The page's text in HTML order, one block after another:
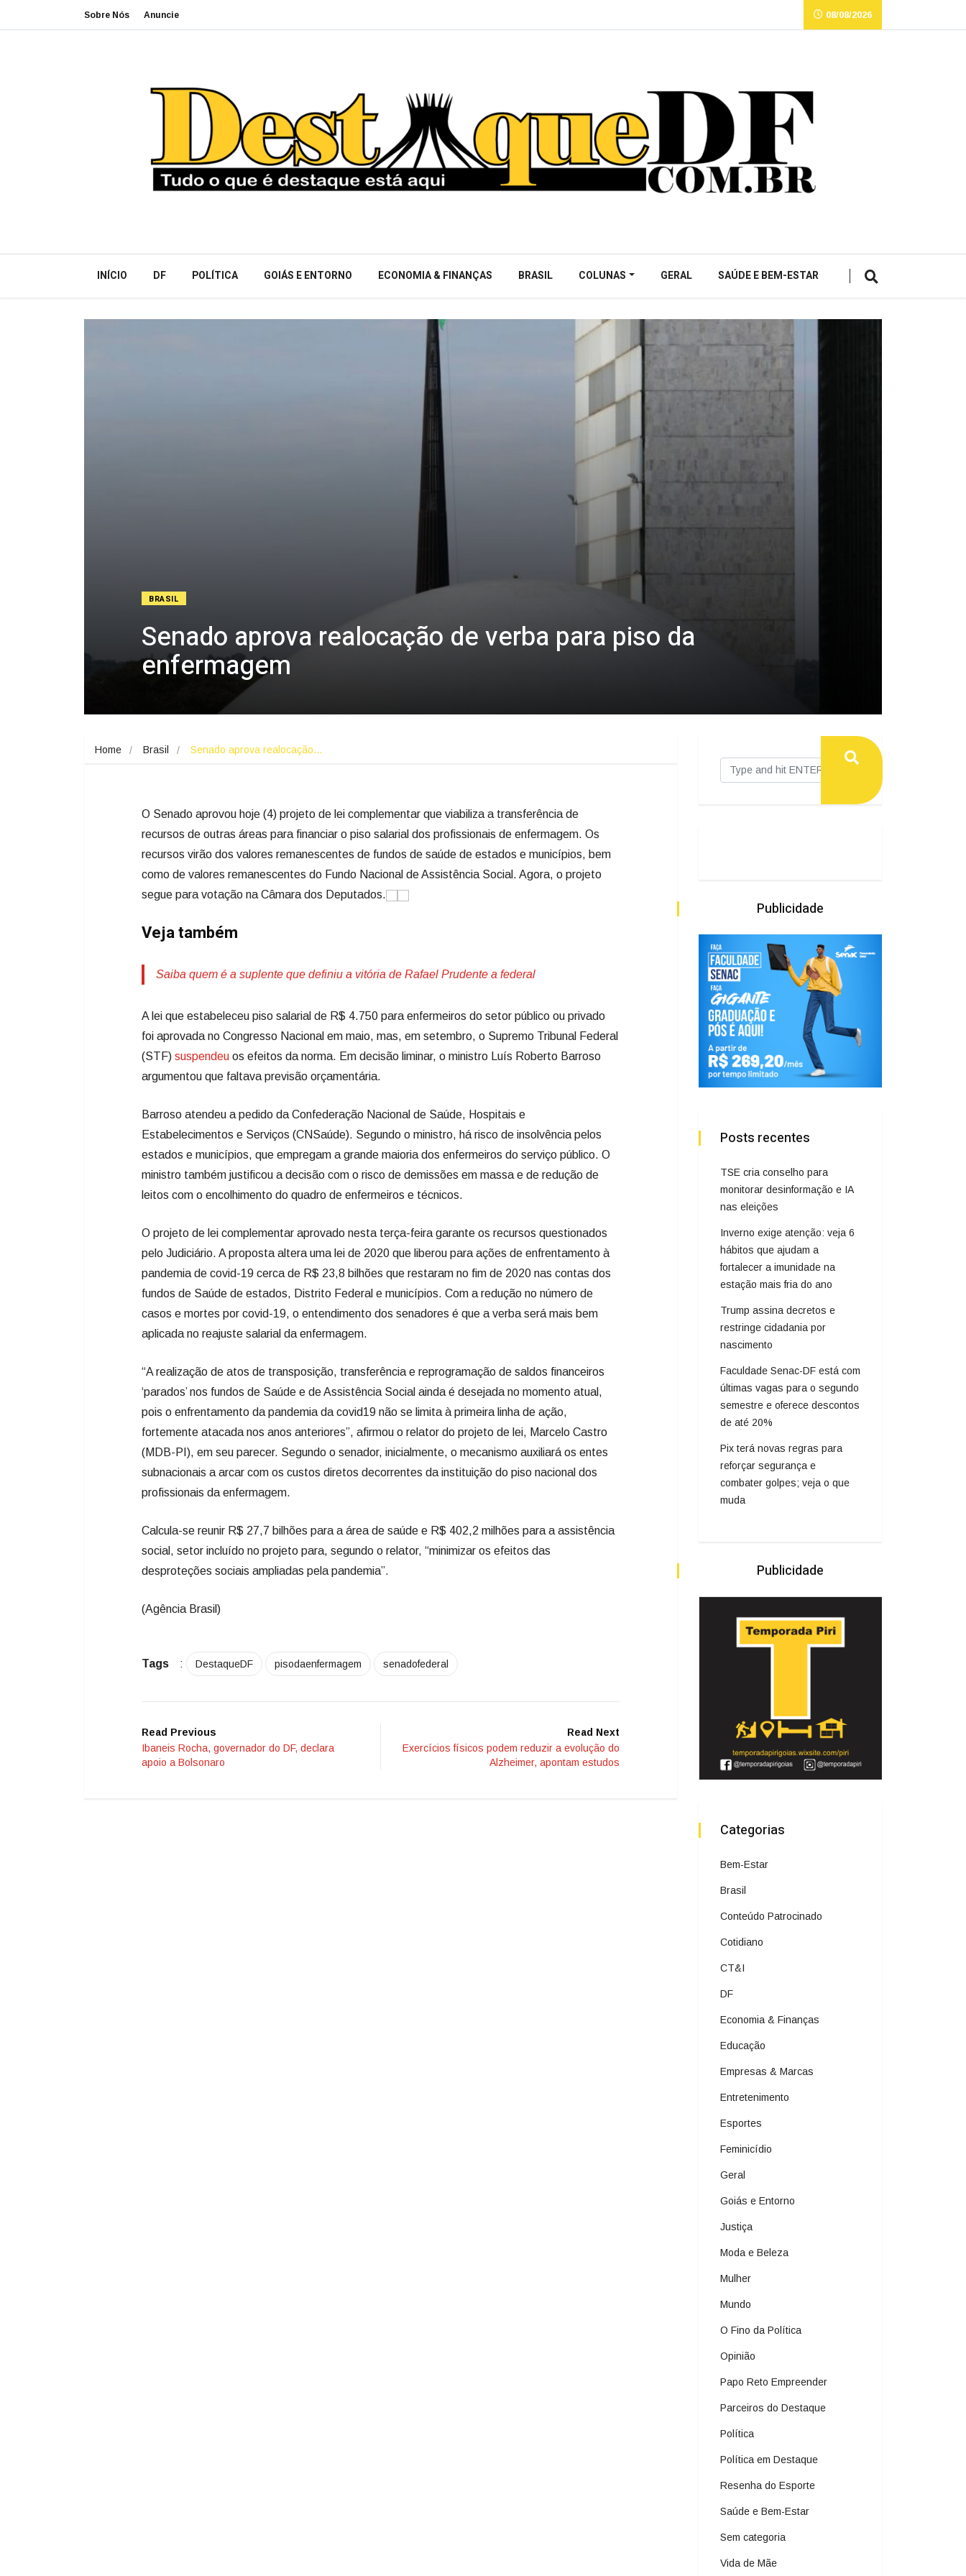
Sobre Nós Anuncie 08/08/2026
INÍCIO DF POLÍTICA GOIÁS E ENTORNO ECONOMIA & FINANÇAS BRASIL COLUNAS GERAL SAÚDE E BEM-ESTAR
BRASIL
Senado aprova realocação de verba para piso da
enfermagem
Home Brasil Senado aprova realocação…
O Senado aprovou hoje (4) projeto de lei complementar que viabiliza a transferência de
recursos de outras áreas para financiar o piso salarial dos profissionais de enfermagem. Os
recursos virão dos valores remanescentes de fundos de saúde de estados e municípios, bem
como de valores remanescentes do Fundo Nacional de Assistência Social. Agora, o projeto
segue para votação na Câmara dos Deputados.
Veja também
Saiba quem é a suplente que definiu a vitória de Rafael Prudente a federal
A lei que estabeleceu piso salarial de R$ 4.750 para enfermeiros do setor público ou privado
foi aprovada no Congresso Nacional em maio, mas, em setembro, o Supremo Tribunal Federal
(STF) suspendeu os efeitos da norma. Em decisão liminar, o ministro Luís Roberto Barroso
argumentou que faltava previsão orçamentária.
Barroso atendeu a pedido da Confederação Nacional de Saúde, Hospitais e
Estabelecimentos e Serviços (CNSaúde). Segundo o ministro, há risco de insolvência pelos
estados e municípios, que empregam a grande maioria dos enfermeiros do serviço público. O
ministro também justificou a decisão com o risco de demissões em massa e de redução de
leitos com o encolhimento do quadro de enfermeiros e técnicos.
O projeto de lei complementar aprovado nesta terça-feira garante os recursos questionados
pelo Judiciário. A proposta altera uma lei de 2020 que liberou para ações de enfrentamento à
pandemia de covid-19 cerca de R$ 23,8 bilhões que restaram no fim de 2020 nas contas dos
fundos de Saúde de estados, Distrito Federal e municípios. Com a redução no número de
casos e mortes por covid-19, o entendimento dos senadores é que a verba será mais bem
aplicada no reajuste salarial da enfermagem.
“A realização de atos de transposição, transferência e reprogramação de saldos financeiros
‘parados’ nos fundos de Saúde e de Assistência Social ainda é desejada no momento atual,
pois o enfrentamento da pandemia da covid19 não se limita à primeira linha de ação,
fortemente atacada nos anos anteriores”, afirmou o relator do projeto de lei, Marcelo Castro
(MDB-PI), em seu parecer. Segundo o senador, inicialmente, o mecanismo auxiliará os entes
subnacionais a arcar com os custos diretos decorrentes da instituição do piso nacional dos
profissionais da enfermagem.
Calcula-se reunir R$ 27,7 bilhões para a área de saúde e R$ 402,2 milhões para a assistência
social, setor incluído no projeto para, segundo o relator, “minimizar os efeitos das
desproteções sociais ampliadas pela pandemia”.
(Agência Brasil)
Tags : DestaqueDF pisodaenfermagem senadofederal
Read Previous
Ibaneis Rocha, governador do DF, declara
apoio a Bolsonaro
Read Next
Exercícios físicos podem reduzir a evolução do
Alzheimer, apontam estudos
Publicidade
Posts recentes
TSE cria conselho para
monitorar desinformação e IA
nas eleições
Inverno exige atenção: veja 6
hábitos que ajudam a
fortalecer a imunidade na
estação mais fria do ano
Trump assina decretos e
restringe cidadania por
nascimento
Faculdade Senac-DF está com
últimas vagas para o segundo
semestre e oferece descontos
de até 20%
Pix terá novas regras para
reforçar segurança e
combater golpes; veja o que
muda
Publicidade
Categorias
Bem-Estar
Brasil
Conteúdo Patrocinado
Cotidiano
CT&I
DF
Economia & Finanças
Educação
Empresas & Marcas
Entretenimento
Esportes
Feminicídio
Geral
Goiás e Entorno
Justiça
Moda e Beleza
Mulher
Mundo
O Fino da Política
Opinião
Papo Reto Empreender
Parceiros do Destaque
Política
Política em Destaque
Resenha do Esporte
Saúde e Bem-Estar
Sem categoria
Vida de Mãe